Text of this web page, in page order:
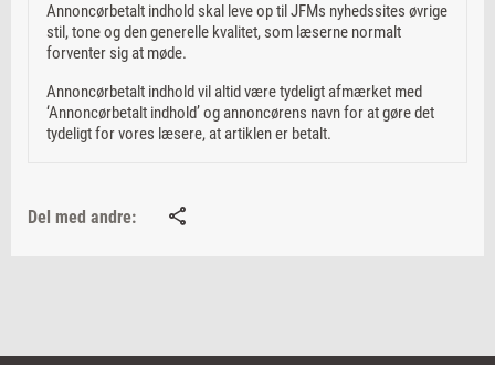
Annoncørbetalt indhold skal leve op til JFMs nyhedssites øvrige
stil, tone og den generelle kvalitet, som læserne normalt
forventer sig at møde.
Annoncørbetalt indhold vil altid være tydeligt afmærket med
‘Annoncørbetalt indhold’ og annoncørens navn for at gøre det
tydeligt for vores læsere, at artiklen er betalt.
Del med andre: